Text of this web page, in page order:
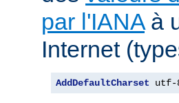
par l'IANAà
Internet
AddDefaultCharset utf-